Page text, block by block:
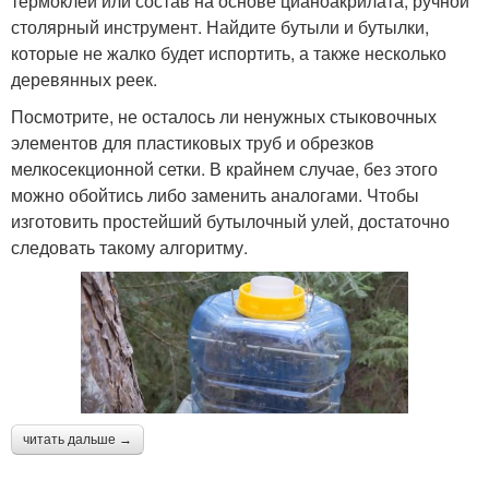
столярный инструмент. Найдите бутыли и бутылки,
которые не жалко будет испортить, а также несколько
деревянных реек.
Посмотрите, не осталось ли ненужных стыковочных
элементов для пластиковых труб и обрезков
мелкосекционной сетки. В крайнем случае, без этого
можно обойтись либо заменить аналогами. Чтобы
изготовить простейший бутылочный улей, достаточно
следовать такому алгоритму.
читать дальше →